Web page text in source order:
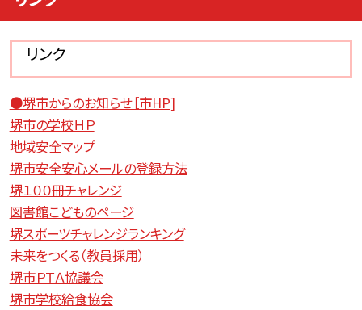
リンク
●堺市からのお知らせ［市HP]
堺市の学校ＨＰ
地域安全マップ
堺市安全安心メールの登録方法
堺１００冊チャレンジ
図書館こどものページ
堺スポーツチャレンジランキング
未来をつくる（教員採用）
堺市ＰＴＡ協議会
堺市学校給食協会